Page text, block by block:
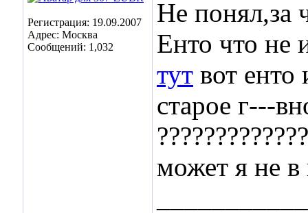
Регистрация: 19.09.2007
Адрес: Москва
Сообщений: 1,032
Не понял,за
Енто что не
тут вот енто
старое г---
может я не в